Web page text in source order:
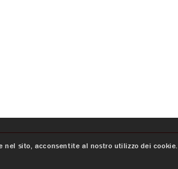
nel sito, acconsentite al nostro utilizzo dei cookie.